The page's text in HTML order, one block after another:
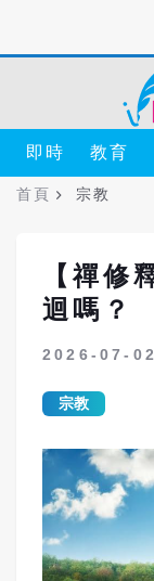
即時 教育
首頁 宗教
【禪修
迴嗎？
2026-07-
宗教